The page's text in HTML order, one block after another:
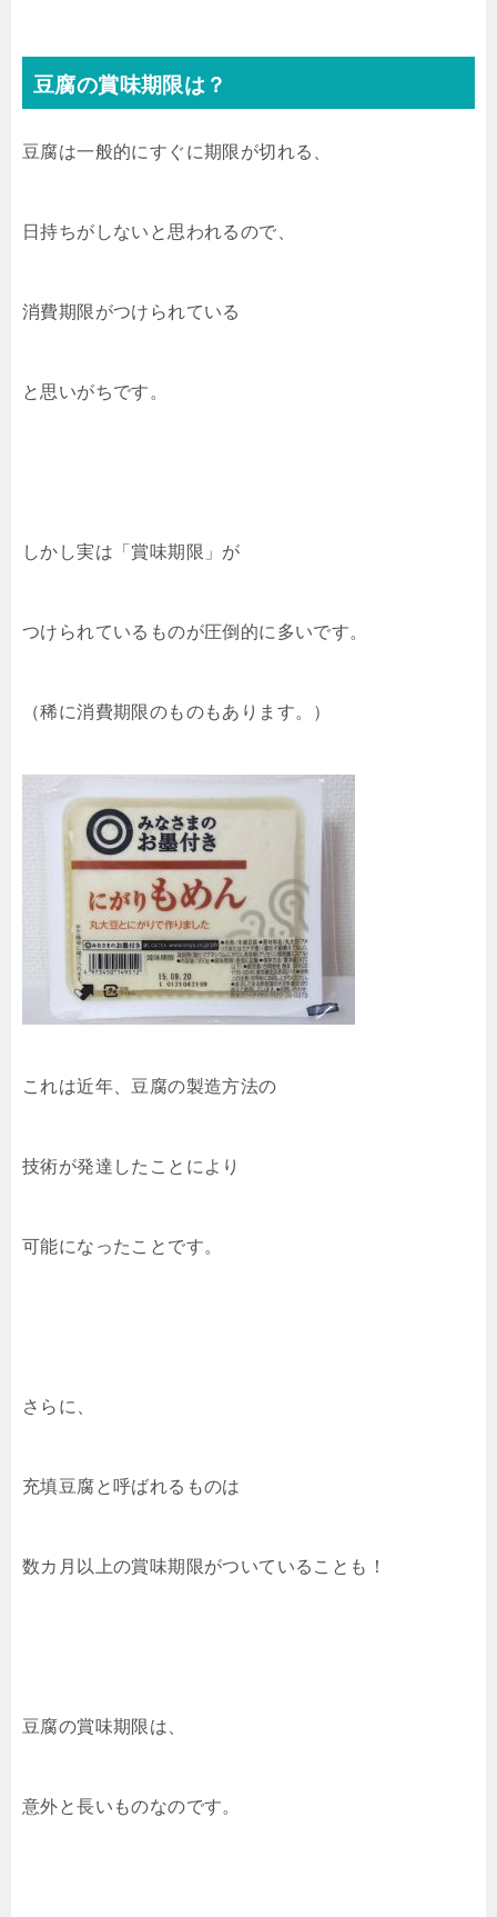
豆腐の賞味期限は？
豆腐は一般的にすぐに期限が切れる、
日持ちがしないと思われるので、
消費期限がつけられている
と思いがちです。
しかし実は「賞味期限」が
つけられているものが圧倒的に多いです。
（稀に消費期限のものもあります。）
これは近年、豆腐の製造方法の
技術が発達したことにより
可能になったことです。
さらに、
充填豆腐と呼ばれるものは
数カ月以上の賞味期限がついていることも！
豆腐の賞味期限は、
意外と長いものなのです。